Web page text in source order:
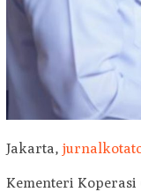
Jakarta,
Kementeri